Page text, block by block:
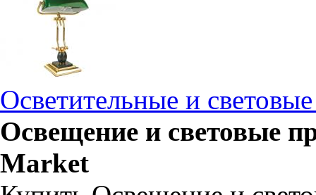
Осветительные и
Освещение и световые
Market